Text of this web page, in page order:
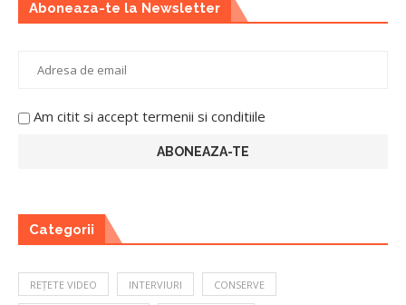
Aboneaza-te la Newsletter
Am citit si accept termenii si conditiile
Categorii
REȚETE VIDEO INTERVIURI CONSERVE